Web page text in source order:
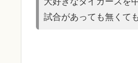
試合があって も無くて